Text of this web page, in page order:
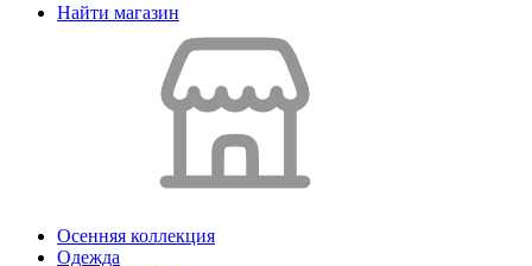
Найти магазин
Осенняя коллекция
Одежда